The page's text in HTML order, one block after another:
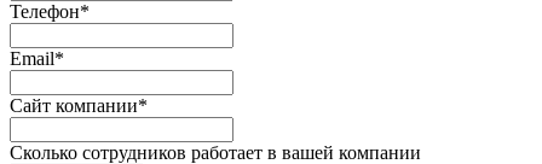
Телефон*
Email*
Сайт компании*
Сколько сотрудников работает в вашей компании